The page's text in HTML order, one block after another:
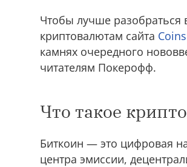
Чтобы лучше
криптовалютам сайта
камнях очередного
читателям Покерофф.
Что такое
Биткоин — это цифровая
центра эмиссии,